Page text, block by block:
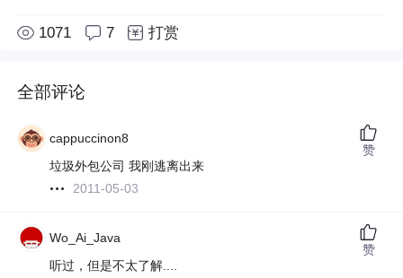
1071 7 打赏
全部评论
cappuccinon8
垃圾外包公司 我刚逃离出来
2011-05-03
赞
Wo_Ai_Java
听过，但是不太了解....
赞